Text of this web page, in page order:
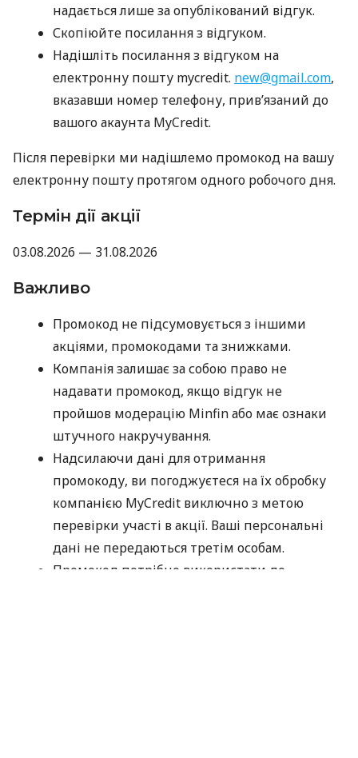
надається лише за опублікований відгук.
Скопіюйте посилання з відгуком.
Надішліть посилання з відгуком на
електронну пошту mycredit. new@gmail.com,
вказавши номер телефону, прив’язаний до
вашого акаунта MyCredit.
Після перевірки ми надішлемо промокод на вашу
електронну пошту протягом одного робочого дня.
Термін дії акції
03.08.2026 — 31.08.2026
Важливо
Промокод не підсумовується з іншими
акціями, промокодами та знижками.
Компанія залишає за собою право не
надавати промокод, якщо відгук не
пройшов модерацію Minfin або має ознаки
штучного накручування.
Надсилаючи дані для отримання
промокоду, ви погоджуєтеся на їх обробку
компанією MyCredit виключно з метою
перевірки участі в акції. Ваші персональні
дані не передаються третім особам.
Промокод потрібно використати до